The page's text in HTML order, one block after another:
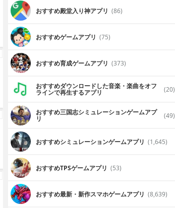
おすすめ殿堂入り神アプリ (86)
おすすめゲームアプリ (75)
おすすめ育成ゲームアプリ (373)
おすすめダウンロードした音楽・楽曲をオフ
ラインで再生するアプリ (20)
おすすめ三国志シミュレーションゲームアプ
リ (49)
おすすめシミュレーションゲームアプリ (1,645)
おすすめTPSゲームアプリ (53)
おすすめ最新・新作スマホゲームアプリ (8,639)